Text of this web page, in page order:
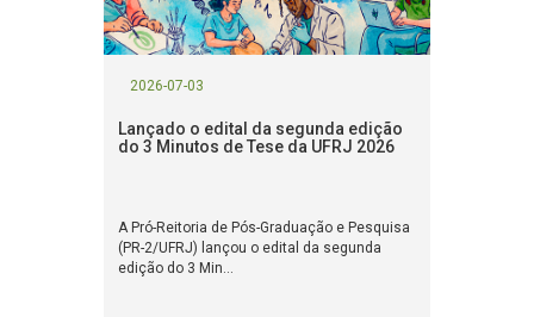
2026-07-03
Lançado o edital da segunda edição
do 3 Minutos de Tese da UFRJ 2026
A Pró-Reitoria de Pós-Graduação e Pesquisa
(PR-2/UFRJ) lançou o edital da segunda
edição do 3 Min...